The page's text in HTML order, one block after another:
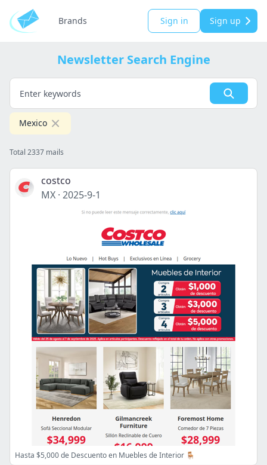
Brands Sign in Sign up
Newsletter Search Engine
Mexico
Total 2337 mails
costco
MX · 2025-9-1
Hasta $5,000 de Descuento en Muebles de Interior 🪑